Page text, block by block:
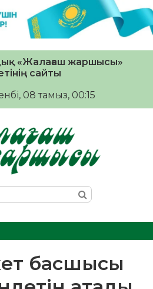
«Жалағаш жаршысы»
сайты
08 тамыз, 00:15
басшысы